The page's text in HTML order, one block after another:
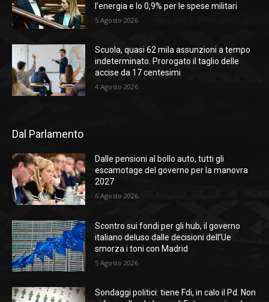
l’energia e lo 0,9% per le spese militari
5 Agosto 2026
Scuola, quasi 62 mila assunzioni a tempo
indeterminato. Prorogato il taglio delle
accise da 17 centesimi
4 Agosto 2026
Dal Parlamento
Dalle pensioni al bollo auto, tutti gli
escamotage del governo per la manovra
2027
6 Agosto 2026
Scontro sui fondi per gli hub, il governo
italiano deluso dalle decisioni dell’Ue
smorza i toni con Madrid
5 Agosto 2026
Sondaggi politici: tiene Fdi, in calo il Pd. Non